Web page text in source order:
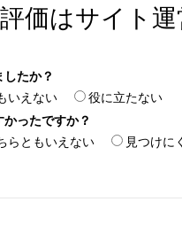
価はサイト
たか？
いえない
役に立たない
ったですか？
らともいえない 見つけに